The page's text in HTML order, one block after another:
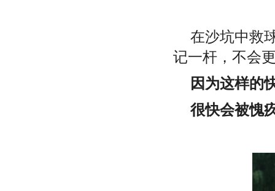
在沙坑中救
记一杆，不会
因为这样的
很快会被愧